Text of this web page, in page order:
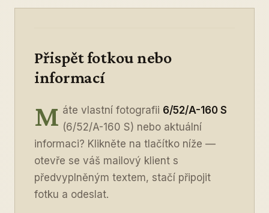
Přispět fotkou nebo
informací
M áte vlastní fotografii 6/52/A-160 S
(6/52/A-160 S) nebo aktuální
informaci? Klikněte na tlačítko níže —
otevře se váš mailový klient s
předvyplněným textem, stačí připojit
fotku a odeslat.